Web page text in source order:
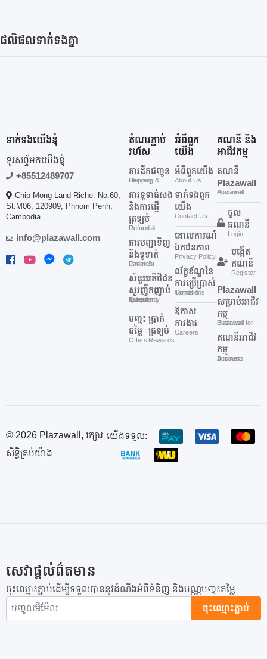
ផលិផលទាក់ទងគ្នា
ទាក់ទងយើងខ្ញុំ
ទូរសព្ទ័មកយើងខ្ញុំ
+85512489707
Chip Mong Land Riche: No.60,
St.M06, 120909, Phnom Penh,
Cambodia.
info@plazawall.com
តំណរភ្ជាប់
រហ័ស
ការដឹកជញ្ជូន
Shipping & Delivery
ការទូទាត់សង
និងការផ្ញើ
ត្រឡប់
Refund & Return
ការបញ្ជាទិញ
និងទូទាត់
Order & Payment
សំនួរអតិថិជន
សួរញឹកញាប់
Frequently Asked Questions
បញ្ចុះ
តម្លៃ
Offers
ប្រាក់
ត្រឡប់
Rewards
អំពីពួក
យើង
អំពីពួកយើង
About Us
ទាក់ទងពួក
យើង
Contact Us
គោលការណ៍
ឯកជនភាព
Privacy Policy
ល័ក្ខខ័ណ្ឌនៃ
ការប្រើប្រាស់
Terms & Conditions
ឱកាស
ការងារ
Careers
គណនី និង
អាជីវកម្ម
គណនី
Plazawall
Plazawall Accounts
ចូល
គណនី
Login
បង្កើត
គណនី
Register
Plazawall
សម្រាប់អាជីវ
កម្ម
Plazawall for Business
គណនីអាជីវ
កម្ម
Business Account
© 2026 Plazawall, រក្សារ
សិទ្ធិគ្រប់យ៉ាង
យើងទទួល:
សេវាផ្តល់ព៌តមាន
ចុះឈ្មោះភ្ជាប់ដើម្បីទទួលបាននូវដំណឹងអំពីទំនិញ និងបណ្ណបញ្ចុះតម្លៃ
ចុះឈ្មោះភ្ជាប់